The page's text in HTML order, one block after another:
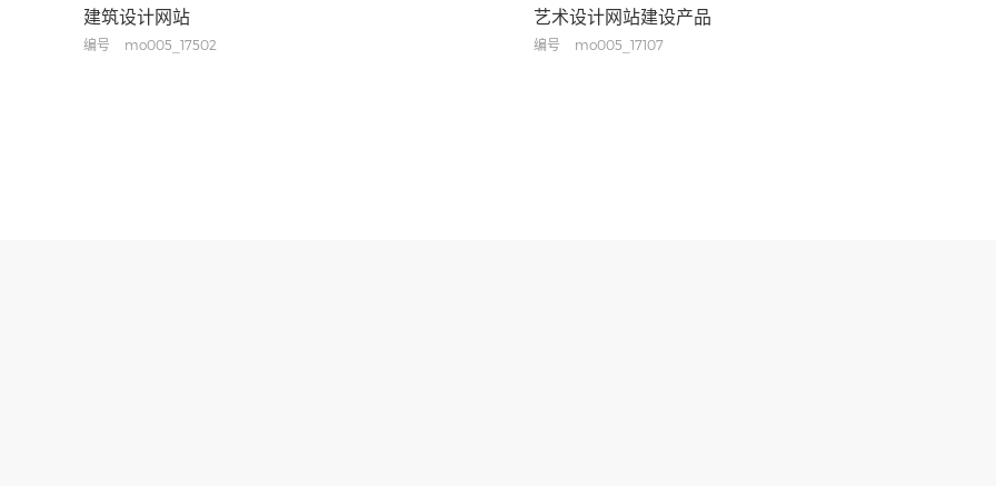
建筑设计网站
编号 mo005_17502
艺术设计网站建设产品
编号 mo005_17107